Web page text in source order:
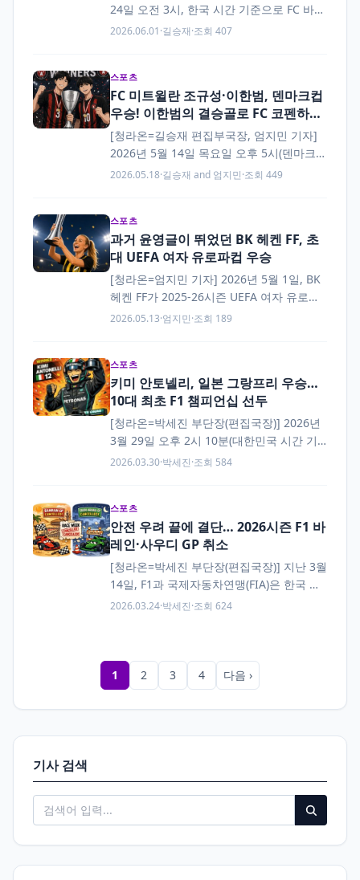
24일 오전 3시, 한국 시간 기준으로 FC 바이
에른 뮌헨과 VfB 슈투트가르트의 2025-26
2026.06.01·길승재·조회 407
스포츠
FC 미트윌란 조규성·이한범, 덴마크컵
우승! 이한범의 결승골로 FC 코펜하겐
격파
[청라온=길승재 편집부국장, 엄지민 기자]
2026년 5월 14일 목요일 오후 5시(덴마크
현지 시각), 덴마크 코펜하겐의 파르켄 스타
2026.05.18·길승재 and 엄지민·조회 449
스포츠
과거 윤영글이 뛰었던 BK 헤켄 FF, 초
대 UEFA 여자 유로파컵 우승
[청라온=엄지민 기자] 2026년 5월 1일, BK
헤켄 FF가 2025-26시즌 UEFA 여자 유로파
컵의 첫 우승팀이 됐다. UEFA 여자 유로파
2026.05.13·엄지민·조회 189
스포츠
키미 안토넬리, 일본 그랑프리 우승…
10대 최초 F1 챔피언십 선두
[청라온=박세진 부단장(편집국장)] 2026년
3월 29일 오후 2시 10분(대한민국 시간 기
준), 일본 미에현 스즈카 서킷에서 열린 F1
2026.03.30·박세진·조회 584
스포츠
안전 우려 끝에 결단… 2026시즌 F1 바
레인·사우디 GP 취소
[청라온=박세진 부단장(편집국장)] 지난 3월
14일, F1과 국제자동차연맹(FIA)은 한국 시
각 기준으로 4월에 예정됐던 바레인 그랑프
2026.03.24·박세진·조회 624
1 2 3 4 다음 ›
기사 검색